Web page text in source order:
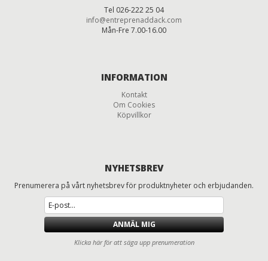
Tel 026-222 25 04
info@entreprenaddack.com
Mån-Fre 7.00-16.00
INFORMATION
Kontakt
Om Cookies
Köpvillkor
NYHETSBREV
Prenumerera på vårt nyhetsbrev för produktnyheter och erbjudanden.
ANMÄL MIG
Klicka här för att säga upp prenumeration